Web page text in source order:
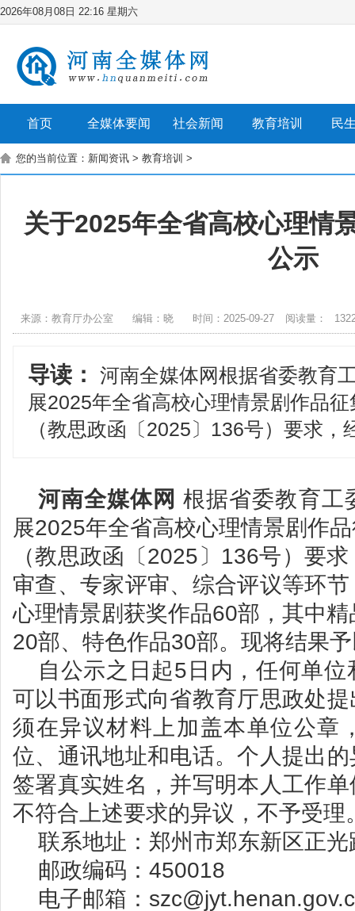
2026年08月08日 22:16 星期六
首页 全媒体要闻 社会新闻 教育培训 民
您的当前位置： 新闻资讯 > 教育培训 >
关于2025年全省高校心理情
公示
来源：教育厅办公室 编辑：晓 时间：2025-09-27 阅读量：
导读：
河南全媒体网根据省委教育
展2025年全省高校心理情景剧作品
（教思政函〔2025〕136号）要求，
河南全媒体网 根据省委教育工
展2025年全省高校心理情景剧作
（教思政函〔2025〕136号）要
审查、专家评审、综合评议等环
心理情景剧获奖作品60部，其中
20部、特色作品30部。现将结果
自公示之日起5日内，任何单
可以书面形式向省教育厅思政处
须在异议材料上加盖本单位公章
位、通讯地址和电话。个人提出
签署真实姓名，并写明本人工作
不符合上述要求的异议，不予受理
联系地址：郑州市郑东新区正
邮政编码：450018
电子邮箱：